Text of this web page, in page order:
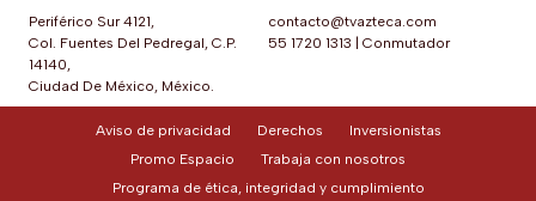
Periférico Sur 4121,
Col. Fuentes Del Pedregal, C.P.
14140,
Ciudad De México, México.
contacto@tvazteca.com
55 1720 1313
Conmutador
Aviso de privacidad Derechos
Inversionistas
Promo Espacio
Trabaja con nosotros
Programa de ética, integridad y cumplimiento